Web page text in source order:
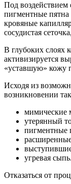
Под воздействием
пигментные
кровяные
сосудистая
В глубоких слоях
активизируется
«уставшую» кожу
Исходя из
возникновении
мимические
утерянный
пигментные
угревая сыпь.
Отказаться от